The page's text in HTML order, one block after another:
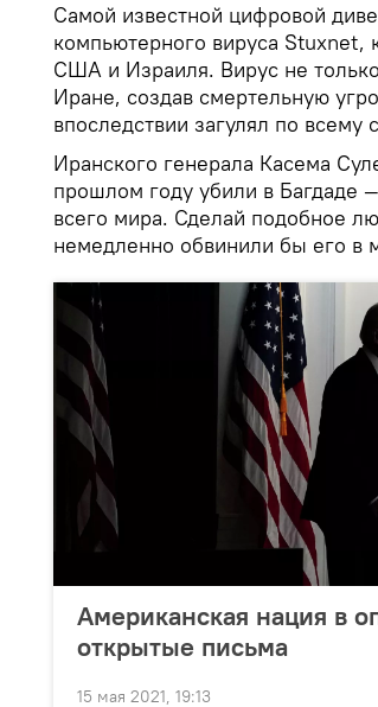
Самой известной цифровой
компьютерного вируса Stuxnet,
США и Израиля. Вирус не
Иране, создав смертельную
впоследствии загулял по всему
Иранского генерала Касема
прошлом году убили в Багдаде
всего мира. Сделай подобное
немедленно обвинили бы его в
Американская нация в
открытые письма
15 мая 2021, 19:13